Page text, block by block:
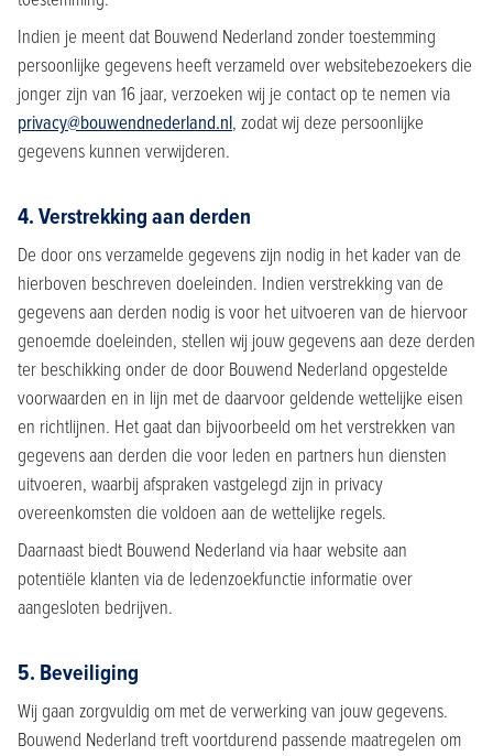
Indien je meent dat Bouwend Nederland zonder toestemming
persoonlijke gegevens heeft verzameld over websitebezoekers die
jonger zijn van 16 jaar, verzoeken wij je contact op te nemen via
privacy@bouwendnederland.nl, zodat wij deze persoonlijke
gegevens kunnen verwijderen.
4. Verstrekking aan derden
De door ons verzamelde gegevens zijn nodig in het kader van de
hierboven beschreven doeleinden. Indien verstrekking van de
gegevens aan derden nodig is voor het uitvoeren van de hiervoor
genoemde doeleinden, stellen wij jouw gegevens aan deze derden
ter beschikking onder de door Bouwend Nederland opgestelde
voorwaarden en in lijn met de daarvoor geldende wettelijke eisen
en richtlijnen. Het gaat dan bijvoorbeeld om het verstrekken van
gegevens aan derden die voor leden en partners hun diensten
uitvoeren, waarbij afspraken vastgelegd zijn in privacy
overeenkomsten die voldoen aan de wettelijke regels.
Daarnaast biedt Bouwend Nederland via haar website aan
potentiële klanten via de ledenzoekfunctie informatie over
aangesloten bedrijven.
5. Beveiliging
Wij gaan zorgvuldig om met de verwerking van jouw gegevens.
Bouwend Nederland treft voortdurend passende maatregelen om